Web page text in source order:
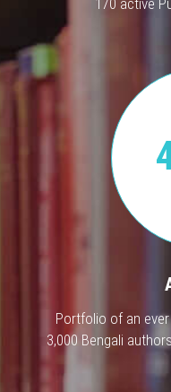
Portfolio of an
3,000 Bengali